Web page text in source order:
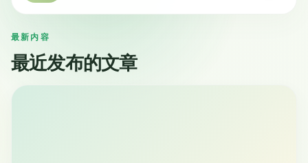
最新内容
最近发布的文章